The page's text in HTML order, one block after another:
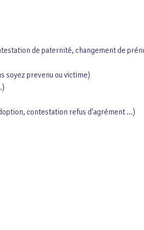
de paternité, changement de
soyez prevenu ou victime)
contestation refus d'agrément ...)